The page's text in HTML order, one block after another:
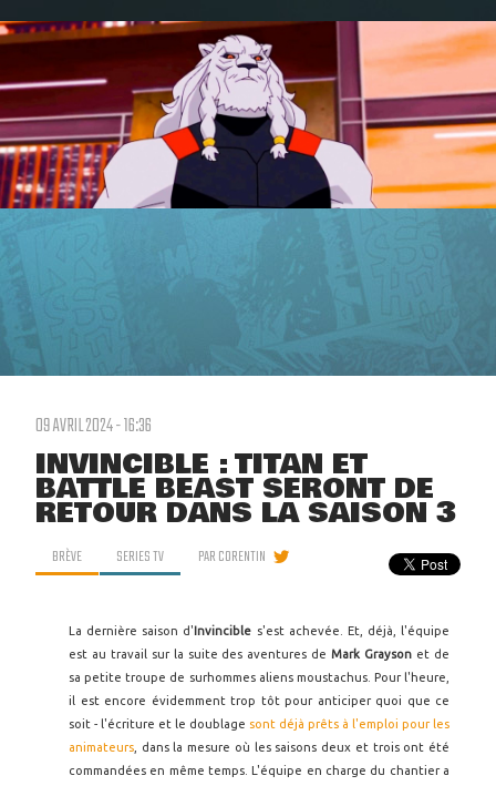
09 AVRIL 2024 - 16:36
INVINCIBLE : TITAN ET
BATTLE BEAST SERONT DE
RETOUR DANS LA SAISON 3
BRÈVE SERIES TV PARCORENTIN
La dernière saison d'Invincible s'est achevée. Et, déjà, l'équipe
est au travail sur la suite des aventures deMark Grayson et de
sa petite troupe de surhommes aliens moustachus. Pour l'heure,
il est encore évidemment trop tôt pour anticiper quoi que ce
soit - l'écriture et le doublage sont déjà prêts à l'emploi pour les
animateurs , dans la mesure où les saisons deux et trois ont été
commandées en même temps. L'équipe en charge du chantier a